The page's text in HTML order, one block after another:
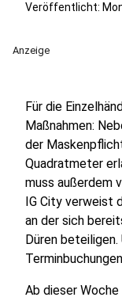
Veröffentlicht:
Anzeige
Für die
Maßnahmen:
der
Quadratmeter
muss außerdem
IG City verweist
an der sich
Düren
Ab dieser